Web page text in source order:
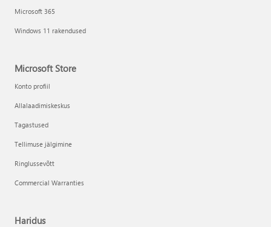
Microsoft 365
Windows 11 rakendused
Microsoft Store
Konto profiil
Allalaadimiskeskus
Tagastused
Tellimuse jälgimine
Ringlussevõtt
Commercial Warranties
Haridus